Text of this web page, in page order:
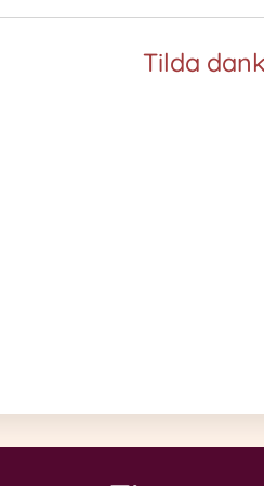
Tilda